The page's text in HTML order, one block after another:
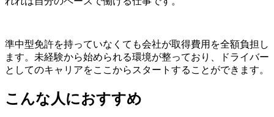
準中型免許を持っていなくても会社が取得費用を全額負担し
ます。未経験から始められる環境が整っており、ドライバー
としてのキャリアをここからスタートすることができます。
こんな人におすすめ